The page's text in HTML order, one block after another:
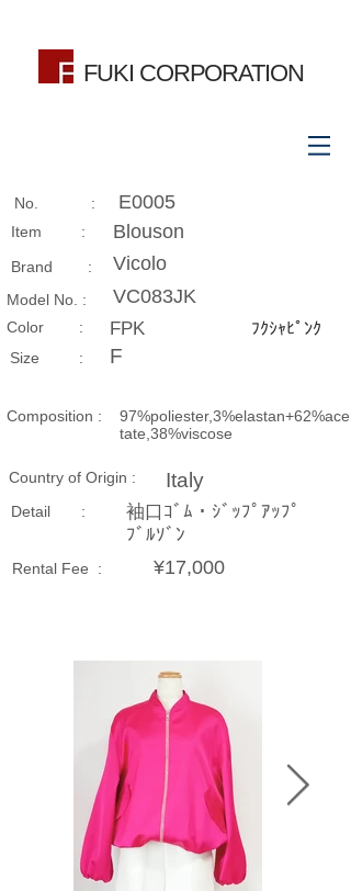
FUKI CORPORATION
No. : E0005
Item : Blouson
Brand : Vicolo
Model No. : VC083JK
​Color : FPK ﾌｸｼｬﾋﾟﾝｸ
Size​ : F
Composition​ :
97%poliester,3%elastan+62%ace
tate,38%viscose
Country of Origin : Italy
Detail :
袖口ｺﾞﾑ・ｼﾞｯﾌﾟｱｯﾌﾟ
ﾌﾞﾙｿﾞﾝ
Rental Fee : ¥17,000